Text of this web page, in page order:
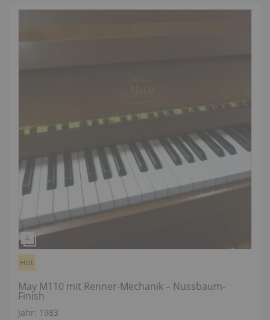
Hot
May M110 mit Renner-Mechanik – Nussbaum-
Finish
Jahr: 1983